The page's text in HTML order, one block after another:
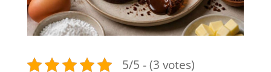
5/5 - (3 votes)